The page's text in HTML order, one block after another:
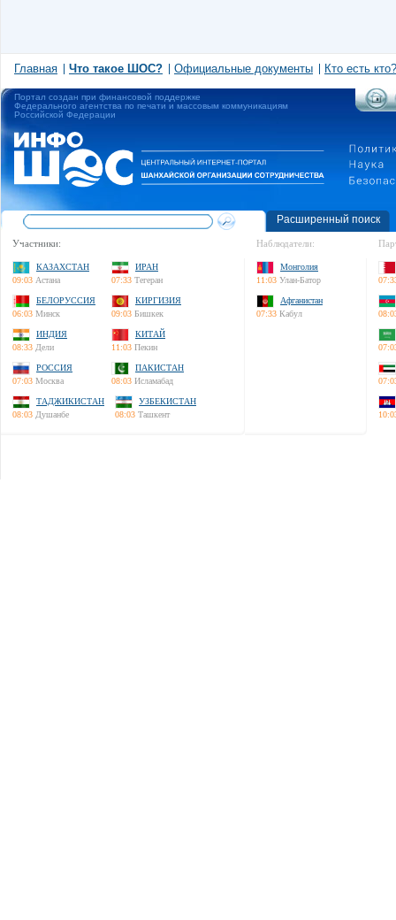
Главная Что такое ШОС? Официальные документы Кто есть кто?
Портал создан при финансовой поддержке
Федерального агентства по печати и массовым коммуникациям
Российской Федерации
Расширенный поиск
Участники:
КАЗАХСТАН
09:03 Астана
ИРАН
07:33 Тегеран
БЕЛОРУССИЯ
06:03 Минск
КИРГИЗИЯ
09:03 Бишкек
ИНДИЯ
08:33 Дели
КИТАЙ
11:03 Пекин
РОССИЯ
07:03 Москва
ПАКИСТАН
08:03 Исламабад
ТАДЖИКИСТАН
08:03 Душанбе
УЗБЕКИСТАН
08:03 Ташкент
Наблюдатели:
Монголия
11:03 Улан-Батор
Афганистан
07:33 Кабул